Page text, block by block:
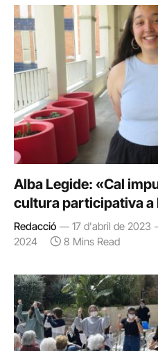
Alba Legide: «Cal
cultura participativa a
Redacció 17 d'abril de 2023
2024
8 Mins Read